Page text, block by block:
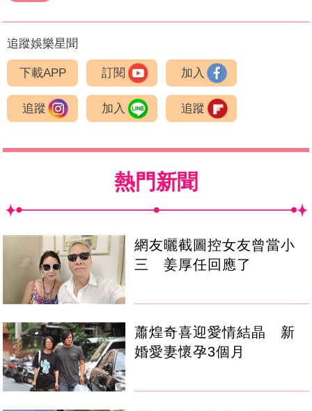
追蹤娛樂星聞
下載APP 訂閱 加入
追蹤 加入 追蹤
熱門新聞
網友曬截圖控女友曾當小
三 姜厚任回應了
蕭煌奇喜迎愛情結晶 新
婚愛妻懷孕3個月